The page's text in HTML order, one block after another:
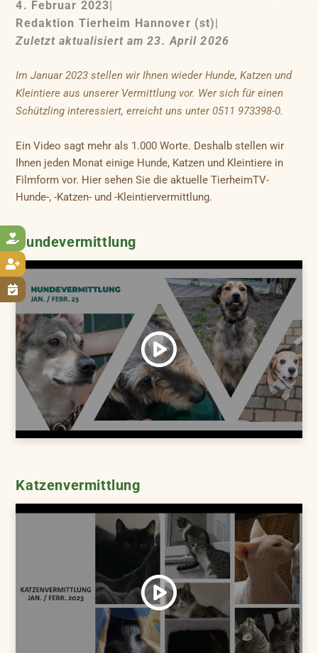



4. Februar 2023|
Redaktion Tierheim Hannover (st)|
Zuletzt aktualisiert am 23. April 2026
Im Januar 2023 stellen wir Ihnen wieder Hunde, Katzen und
Kleintiere aus unserer Vermittlung vor. Wer sich für einen
Schützling interessiert, erreicht uns unter 0511 973398-0.
Ein Video sagt mehr als 1.000 Worte. Deshalb stellen wir
Ihnen jeden Monat einige Hunde, Katzen und Kleintiere in
Filmform vor. Hier sehen Sie die aktuelle TierheimTV-
Hunde-, -Katzen- und -Kleintiervermittlung.
Hundevermittlung
Katzenvermittlung